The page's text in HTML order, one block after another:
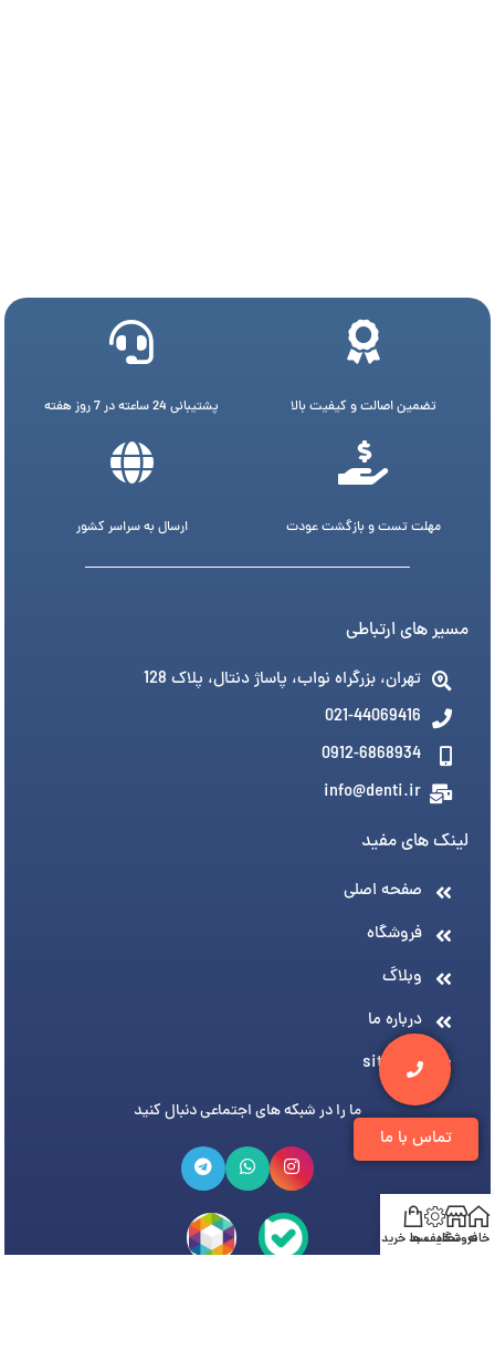
تماس با ما
تضمین اصالت و کیفیت بالا پشتیبانی 24 ساعته در 7 روز هفته
مهلت تست و بازگشت عودت ارسال به سراسر کشور
مسیر های ارتباطی
تهران، بزرگراه نواب، پاساژ دنتال، پلاک 128
021-44069416
0912-6868934
info@denti.ir
لینک های مفید
صفحه اصلی
فروشگاه
وبلاگ
درباره ما
sitemap
ما را در شبکه های اجتماعی دنبال کنید
خانهفروشگاه
تخفیف هاسبد خرید